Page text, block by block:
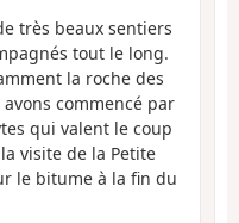
très beaux sentiers
tout le long.
la roche des
commencé par
qui valent le coup
visite de la Petite
le bitume à la fin du